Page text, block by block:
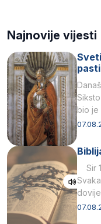
Najnovije vijesti
bio je
Sir